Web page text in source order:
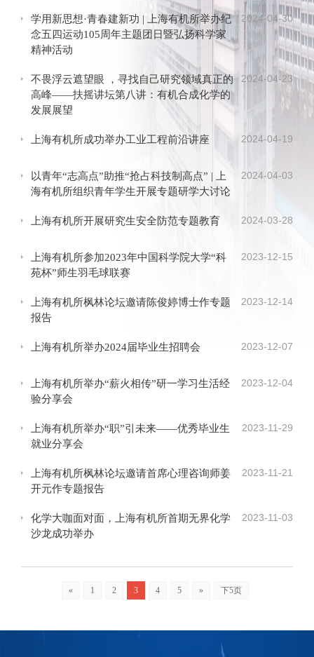
2024-04-30
学用新思想·青春建新功 | 上海有机所举办纪
念五四运动105周年主题团日暨弘扬科学家
精神活动
2024-04-23
不畏浮云遮望眼 ，寻找自己研究领域真正的
高峰——扶摇讲坛第八讲：有机合成化学的
发展展望
2024-04-19
上海有机所成功举办工业工程前沿讲座
2024-04-03
以青年“志高点”助推“抢占科技制高点” | 上
海有机所组织青年学生开展专题研学大讨论
2024-03-28
上海有机所开展研究生安全防范专题教育
2023-12-15
上海有机所参加2023年中国科学院大学“科
苑杯”师生羽毛球联赛
2023-12-14
上海有机所枫林论坛邀请陈俊婷博士作专题
报告
2023-12-07
上海有机所举办2024届毕业生招聘会
2023-12-04
上海有机所举办“薪火相传”研一学习生活经
验分享会
2023-11-29
上海有机所举办“职”引未来——优秀毕业生
就业分享会
2023-11-21
上海有机所枫林论坛邀请首席心理咨询师姜
开元作专题报告
2023-11-03
化学大咖面对面，上海有机所首期无界化学
沙龙成功举办
« 1 2 3 4 5 » 下5页